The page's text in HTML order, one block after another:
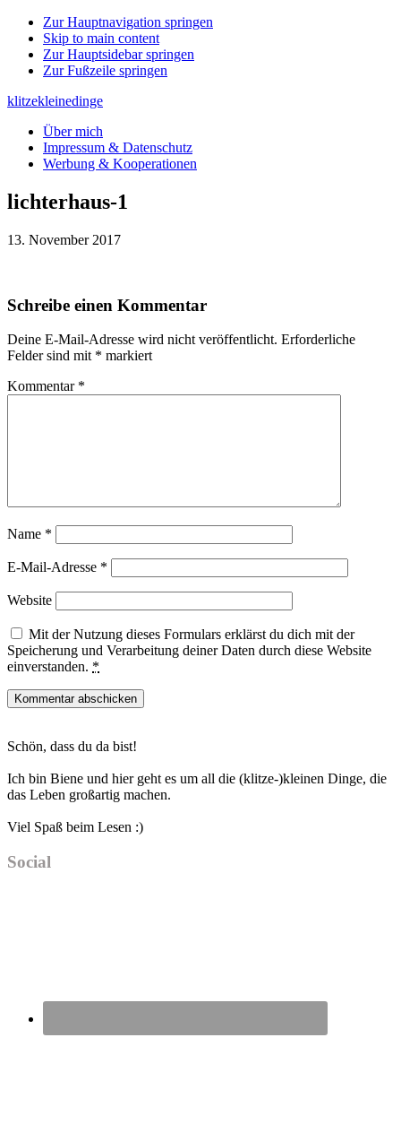
Zur Hauptnavigation springen
Skip to main content
Zur Hauptsidebar springen
Zur Fußzeile springen
klitzekleinedinge
Über mich
Impressum & Datenschutz
Werbung & Kooperationen
lichterhaus-1
13. November 2017
Leser-
Schreibe einen Kommentar
Deine E-Mail-Adresse wird nicht veröffentlicht. Erforderliche
Felder sind mit * markiert
Kommentar *
Name *
E-Mail-Adresse *
Website
Mit der Nutzung dieses Formulars erklärst du dich mit der
Speicherung und Verarbeitung deiner Daten durch diese Website
einverstanden. *
Sidebar
Schön, dass du da bist!
Ich bin Biene und hier geht es um all die (klitze-)kleinen Dinge, die
das Leben großartig machen.
Viel Spaß beim Lesen :)
Social